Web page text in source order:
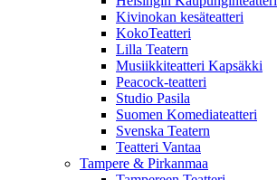
Kivinokan kesäteatteri
KokoTeatteri
Lilla Teatern
Musiikkiteatteri Kapsäkki
Peacock-teatteri
Studio Pasila
Suomen Komediateatteri
Svenska Teatern
Teatteri Vantaa
Tampere & Pirkanmaa